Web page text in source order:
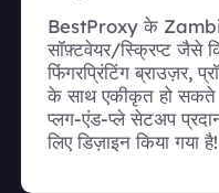
BestProxy के Zambia
सॉफ़्टवेयर/स्क्रिप्ट
फिंगरप्रिंटिंग ब्राउज़र,
के साथ एकीकृत हो सकते
प्लग-एंड-प्ले सेटअप
लिए डिज़ाइन किया गया है!